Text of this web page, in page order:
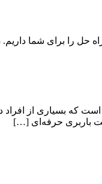
حل را برای شما
که بسیاری از
باربری حرفه‌ای […]